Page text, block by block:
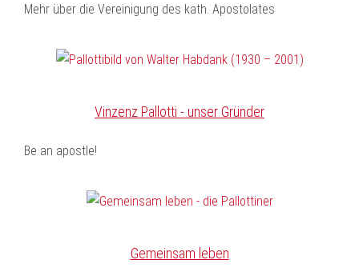
Mehr über die Vereinigung des kath. Apostolates
Vinzenz Pallotti - unser Gründer
Be an apostle!
Gemeinsam leben